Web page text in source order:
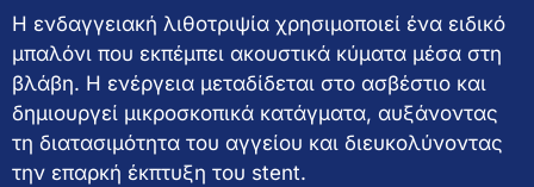
Η ενδαγγειακή λιθοτριψία χρησιμοποιεί ένα ειδικό
μπαλόνι που εκπέμπει ακουστικά κύματα μέσα στη
βλάβη. Η ενέργεια μεταδίδεται στο ασβέστιο και
δημιουργεί μικροσκοπικά κατάγματα, αυξάνοντας
τη διατασιμότητα του αγγείου και διευκολύνοντας
την επαρκή έκπτυξη του stent.